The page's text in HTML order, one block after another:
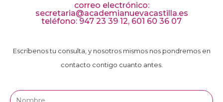
correo electrónico:
secretaria@academianuevacastilla.es
teléfono: 947 23 39 12, 601 60 36 07
Escríbenos tu consulta, y nosotros mismos nos pondremos en
contacto contigo cuanto antes.
Nombre